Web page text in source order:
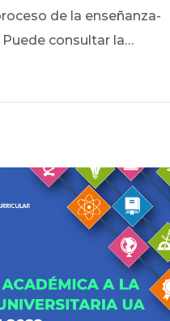
de la enseñanza-
Puede consultar la…